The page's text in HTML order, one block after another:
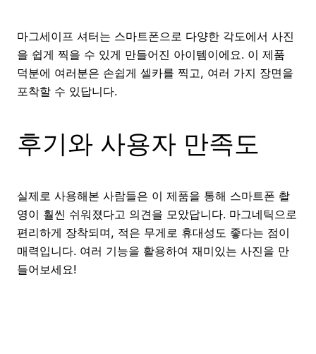
마그세이프 셔터는 스마트폰으로 다양한 각도에서 사진
을 쉽게 찍을 수 있게 만들어진 아이템이에요. 이 제품
덕분에 여러분은 손쉽게 셀카를 찍고, 여러 가지 장면을
포착할 수 있답니다.
후기와 사용자 만족도
실제로 사용해본 사람들은 이 제품을 통해 스마트폰 촬
영이 훨씬 쉬워졌다고 의견을 모았답니다. 마그네틱으로
편리하게 장착되며, 적은 무게로 휴대성도 좋다는 점이
매력입니다. 여러 기능을 활용하여 재미있는 사진을 만
들어보세요!